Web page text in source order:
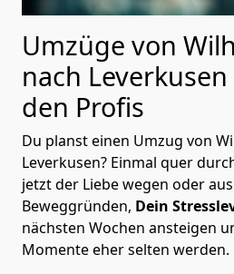
Umzüge von
nach
den Profis
Du planst einen Umzug von
Leverkusen? Einmal quer
jetzt der Liebe wegen oder
Beweggründen, Dein
nächsten Wochen ansteigen
Momente eher selten werden.